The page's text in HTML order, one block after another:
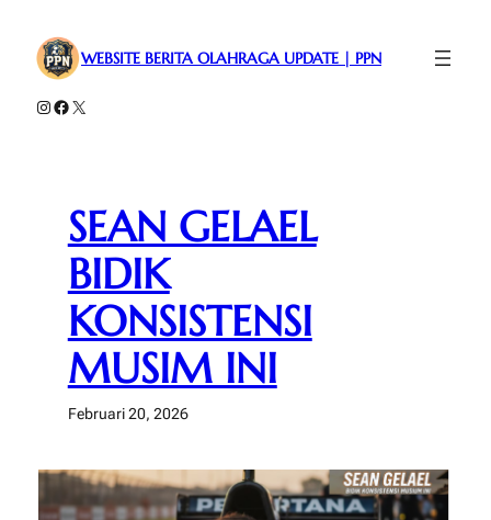
konten
WEBSITE BERITA OLAHRAGA UPDATE | PPN
Instagram
Facebook
X
SEAN GELAEL
BIDIK
KONSISTENSI
MUSIM INI
Februari 20, 2026